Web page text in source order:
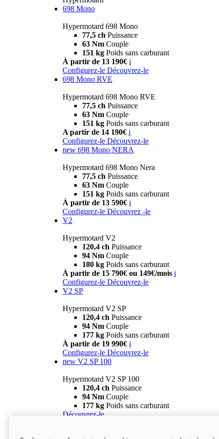
698 Mono
Hypermotard 698 Mono
77,5 ch Puissance
63 Nm Couple
151 kg Poids sans carburant
À partir de 13 190€ i
Configurez-le Découvrez-le
698 Mono RVE
Hypermotard 698 Mono RVE
77,5 ch Puissance
63 Nm Couple
151 kg Poids sans carburant
A partir de 14 190€ i
Configurez-le Découvrez-le
new 698 Mono NERA
Hypermotard 698 Mono Nera
77,5 ch Puissance
63 Nm Couple
151 kg Poids sans carburant
À partir de 13 590€ i
Configurez-le Découvrez -le
V2
Hypermotard V2
120,4 ch Puissance
94 Nm Couple
180 kg Poids sans carburant
À partir de 15 790€ ou 149€/mois i
Configurez-le Découvrez-le
V2 SP
Hypermotard V2 SP
120,4 ch Puissance
94 Nm Couple
177 kg Poids sans carburant
À partir de 19 990€ i
Configurez-le Découvrez-le
new V2 SP 100
Hypermotard V2 SP 100
120,4 ch Puissance
94 Nm Couple
177 kg Poids sans carburant
Découvrez-le